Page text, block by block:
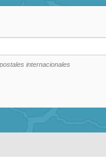
internacionales